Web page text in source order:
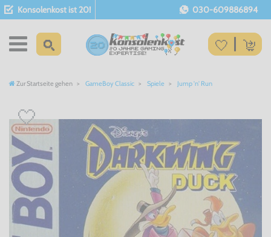
Konsolenkost ist 20! 030-609886894
Zur Startseite gehen GameBoy Classic Spiele Jump 'n' Run